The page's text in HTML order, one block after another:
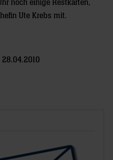
noch einige Restkarten,
Ute Krebs mit.
28.04.2010